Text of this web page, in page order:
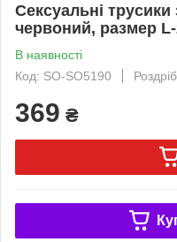
Сексуальні
червоний, размер
В наявності
Код: SO-SO5190
Роздріб
369 ₴